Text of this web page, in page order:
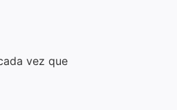
vez que